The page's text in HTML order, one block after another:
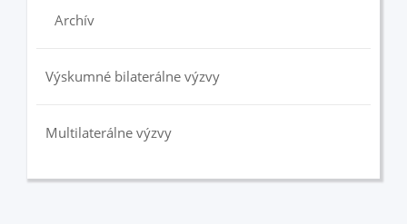
Archív
Výskumné bilaterálne výzvy
Multilaterálne výzvy